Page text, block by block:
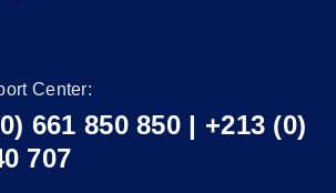
Center:
661 850 850 | +213 (0)
707